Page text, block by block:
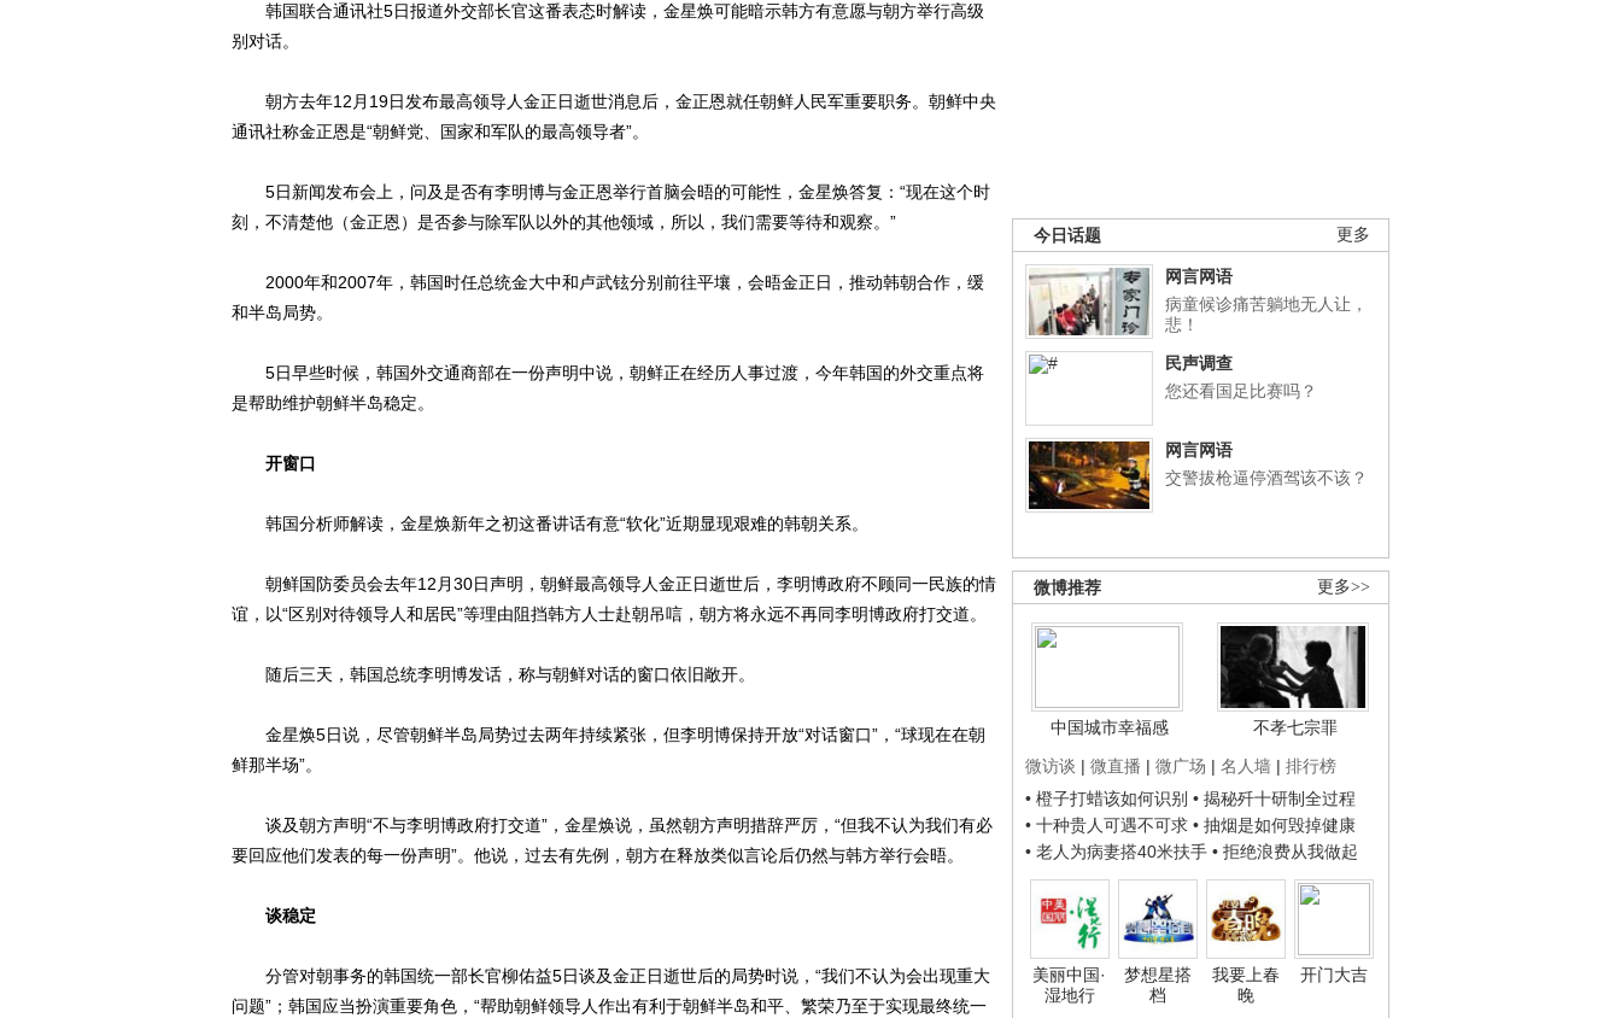
更多
今日话题
网言网语
病童候诊痛苦躺地无人让，
悲！
民声调查
您还看国足比赛吗？
网言网语
交警拔枪逼停酒驾该不该？
更多>>
微博推荐
中国城市幸福感
不孝七宗罪
微访谈 | 微直播 | 微广场 | 名人墙 | 排行榜
• 橙子打蜡该如何识别 • 揭秘歼十研制全过程
• 十种贵人可遇不可求 • 抽烟是如何毁掉健康
• 老人为病妻搭40米扶手 • 拒绝浪费从我做起
美丽中国·
湿地行
梦想星搭
档
我要上春
晚
开门大吉
韩国联合通讯社5日报道外交部长官这番表态时解读，金星焕可能暗示韩方有意愿与朝方举行高级
别对话。
朝方去年12月19日发布最高领导人金正日逝世消息后，金正恩就任朝鲜人民军重要职务。朝鲜中央
通讯社称金正恩是“朝鲜党、国家和军队的最高领导者”。
5日新闻发布会上，问及是否有李明博与金正恩举行首脑会晤的可能性，金星焕答复：“现在这个时
刻，不清楚他（金正恩）是否参与除军队以外的其他领域，所以，我们需要等待和观察。”
2000年和2007年，韩国时任总统金大中和卢武铉分别前往平壤，会晤金正日，推动韩朝合作，缓
和半岛局势。
5日早些时候，韩国外交通商部在一份声明中说，朝鲜正在经历人事过渡，今年韩国的外交重点将
是帮助维护朝鲜半岛稳定。
开窗口
韩国分析师解读，金星焕新年之初这番讲话有意“软化”近期显现艰难的韩朝关系。
朝鲜国防委员会去年12月30日声明，朝鲜最高领导人金正日逝世后，李明博政府不顾同一民族的情
谊，以“区别对待领导人和居民”等理由阻挡韩方人士赴朝吊唁，朝方将永远不再同李明博政府打交道。
随后三天，韩国总统李明博发话，称与朝鲜对话的窗口依旧敞开。
金星焕5日说，尽管朝鲜半岛局势过去两年持续紧张，但李明博保持开放“对话窗口”，“球现在在朝
鲜那半场”。
谈及朝方声明“不与李明博政府打交道”，金星焕说，虽然朝方声明措辞严厉，“但我不认为我们有必
要回应他们发表的每一份声明”。他说，过去有先例，朝方在释放类似言论后仍然与韩方举行会晤。
谈稳定
分管对朝事务的韩国统一部长官柳佑益5日谈及金正日逝世后的局势时说，“我们不认为会出现重大
问题”；韩国应当扮演重要角色，“帮助朝鲜领导人作出有利于朝鲜半岛和平、繁荣乃至于实现最终统一